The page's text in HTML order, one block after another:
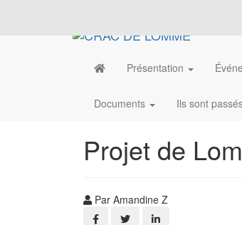
Présentation
Documents Ils sont
Projet de
Par Amandine Z